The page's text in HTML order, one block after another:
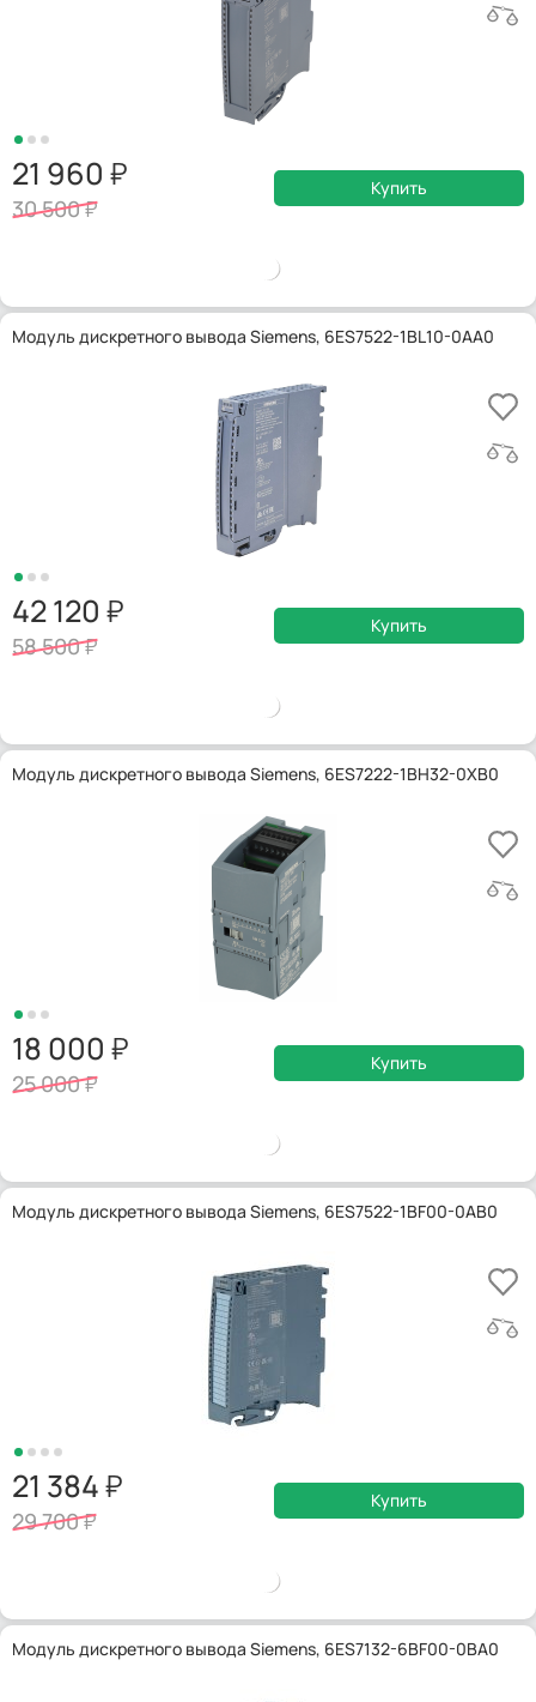
21 960
30 500
Купить
Модуль дискретного вывода Siemens, 6ES7522-1BL10-0AA0
42 120
58 500
Купить
Модуль дискретного вывода Siemens, 6ES7222-1BH32-0XB0
18 000
25 000
Купить
Модуль дискретного вывода Siemens, 6ES7522-1BF00-0AB0
21 384
29 700
Купить
Модуль дискретного вывода Siemens, 6ES7132-6BF00-0BA0